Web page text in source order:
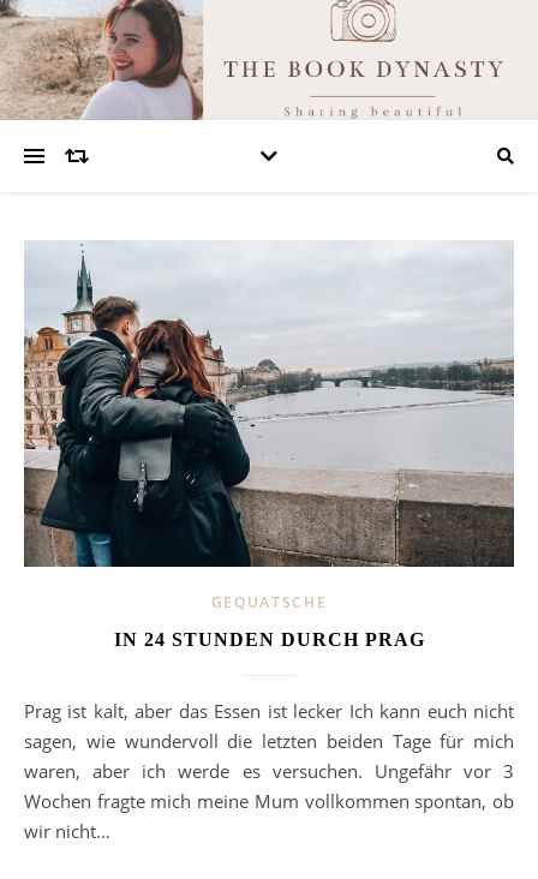
GEQUATSCHE
IN 24 STUNDEN DURCH PRAG
Prag ist kalt, aber das Essen ist lecker Ich kann euch nicht
sagen, wie wundervoll die letzten beiden Tage für mich
waren, aber ich werde es versuchen. Ungefähr vor 3
Wochen fragte mich meine Mum vollkommen spontan, ob
wir nicht…